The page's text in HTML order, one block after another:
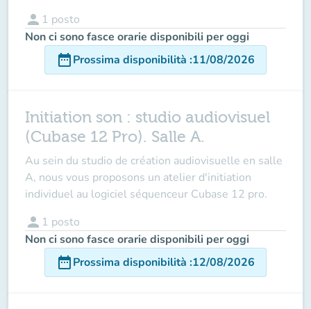
person 1 posto
Non ci sono fasce orarie disponibili per oggi
date_rangeProssima disponibilità :11/08/2026
Initiation son : studio audiovisuel
(Cubase 12 Pro). Salle A.
Au sein du studio de création audiovisuelle en salle
A, nous vous proposons un atelier d'initiation
individuel au logiciel séquenceur Cubase 12 pro.
person 1 posto
Non ci sono fasce orarie disponibili per oggi
date_rangeProssima disponibilità :12/08/2026